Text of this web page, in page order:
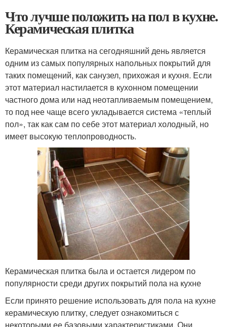
Что лучше положить на пол в кухне.
Керамическая плитка
Керамическая плитка на сегодняшний день является
одним из самых популярных напольных покрытий для
таких помещений, как санузел, прихожая и кухня. Если
этот материал настилается в кухонном помещении
частного дома или над неотапливаемым помещением,
то под нее чаще всего укладывается система «теплый
пол», так как сам по себе этот материал холодный, но
имеет высокую теплопроводность.
Керамическая плитка была и остается лидером по
популярности среди других покрытий пола на кухне
Если принято решение использовать для пола на кухне
керамическую плитку, следует ознакомиться с